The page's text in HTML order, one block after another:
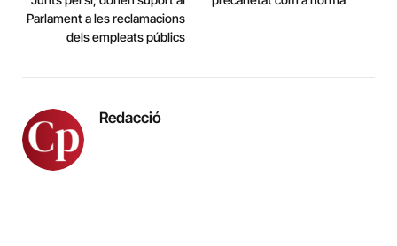
Parlament a les reclamacions
dels empleats públics
Redacció